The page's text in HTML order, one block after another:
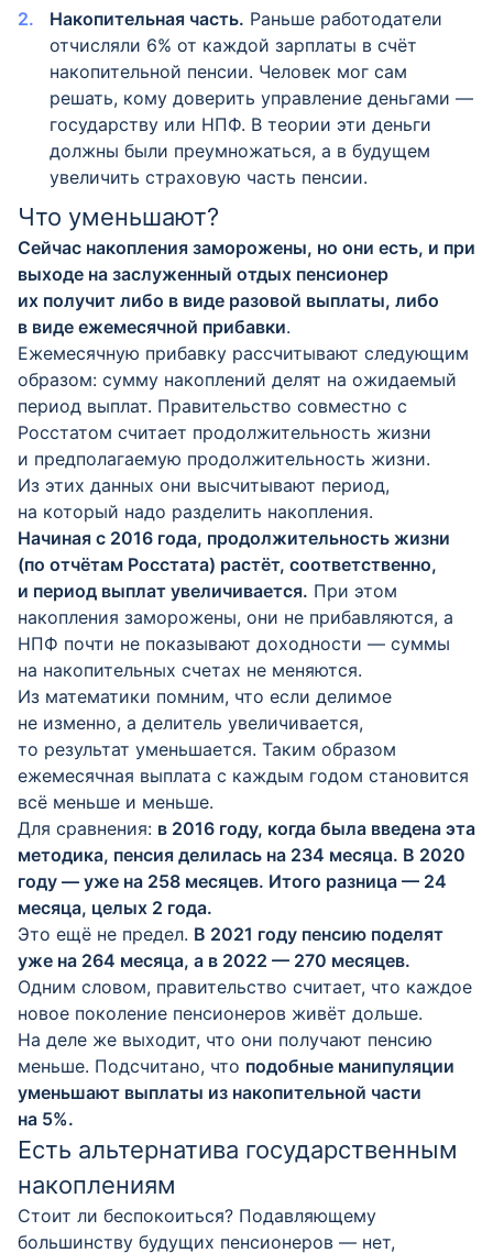
Накопительная часть. Раньше работодатели
отчисляли 6% от каждой зарплаты в счёт
накопительной пенсии. Человек мог сам
решать, кому доверить управление деньгами —
государству или НПФ. В теории эти деньги
должны были преумножаться, а в будущем
увеличить страховую часть пенсии.
Что уменьшают?
Сейчас накопления заморожены, но они есть, и при
выходе на заслуженный отдых пенсионер
их получит либо в виде разовой выплаты, либо
в виде ежемесячной прибавки.
Ежемесячную прибавку рассчитывают следующим
образом: сумму накоплений делят на ожидаемый
период выплат. Правительство совместно с
Росстатом считает продолжительность жизни
и предполагаемую продолжительность жизни.
Из этих данных они высчитывают период,
на который надо разделить накопления.
Начиная с 2016 года, продолжительность жизни
(по отчётам Росстата) растёт, соответственно,
и период выплат увеличивается. При этом
накопления заморожены, они не прибавляются, а
НПФ почти не показывают доходности — суммы
на накопительных счетах не меняются.
Из математики помним, что если делимое
не изменно, а делитель увеличивается,
то результат уменьшается. Таким образом
ежемесячная выплата с каждым годом становится
всё меньше и меньше.
Для сравнения: в 2016 году, когда была введена эта
методика, пенсия делилась на 234 месяца. В 2020
году — уже на 258 месяцев. Итого разница — 24
месяца, целых 2 года.
Это ещё не предел. В 2021 году пенсию поделят
уже на 264 месяца, а в 2022 — 270 месяцев.
Одним словом, правительство считает, что каждое
новое поколение пенсионеров живёт дольше.
На деле же выходит, что они получают пенсию
меньше. Подсчитано, что подобные манипуляции
уменьшают выплаты из накопительной части
на 5%.
Есть альтернатива государственным
накоплениям
Стоит ли беспокоиться? Подавляющему
большинству будущих пенсионеров — нет,